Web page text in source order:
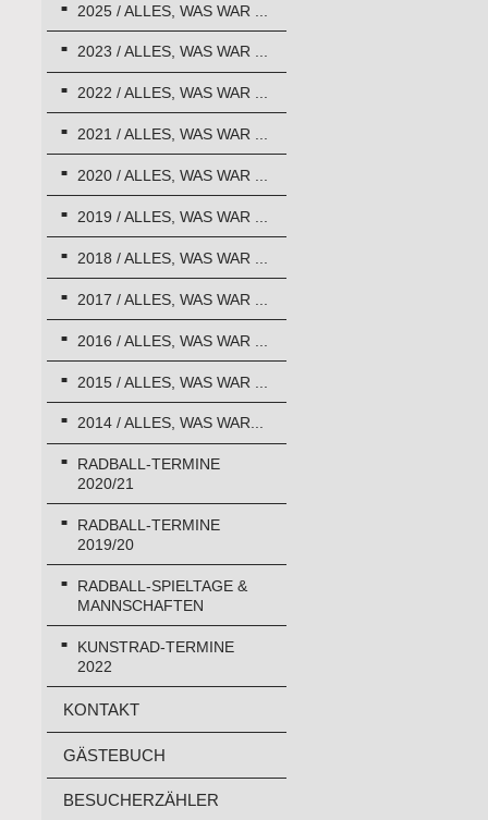
2025 / ALLES, WAS WAR ...
2023 / ALLES, WAS WAR ...
2022 / ALLES, WAS WAR ...
2021 / ALLES, WAS WAR ...
2020 / ALLES, WAS WAR ...
2019 / ALLES, WAS WAR ...
2018 / ALLES, WAS WAR ...
2017 / ALLES, WAS WAR ...
2016 / ALLES, WAS WAR ...
2015 / ALLES, WAS WAR ...
2014 / ALLES, WAS WAR...
RADBALL-TERMINE
2020/21
RADBALL-TERMINE
2019/20
RADBALL-SPIELTAGE &
MANNSCHAFTEN
KUNSTRAD-TERMINE
2022
KONTAKT
GÄSTEBUCH
BESUCHERZÄHLER